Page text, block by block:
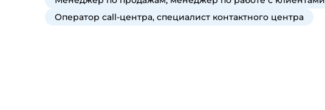
Оператор call-центра, специалист контактного центра